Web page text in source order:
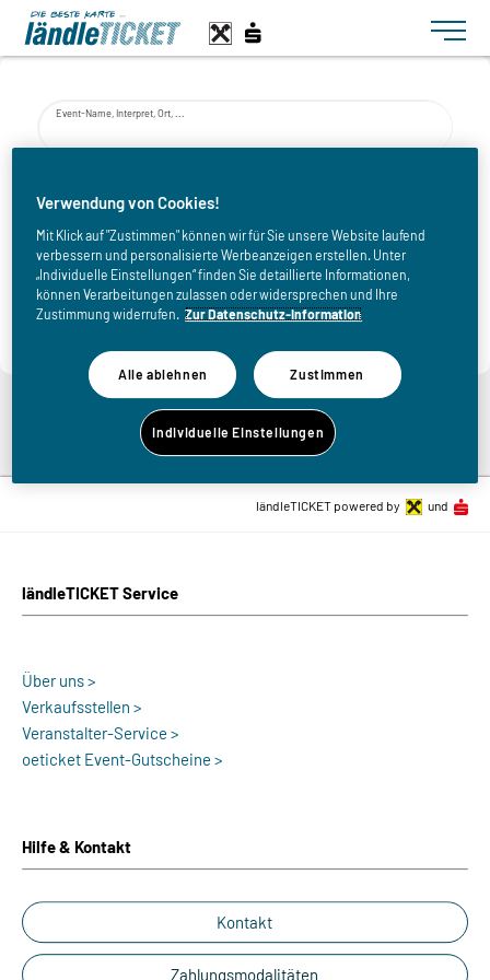
Toggle
Event-Name, Interpret, Ort, ...
bis
Zurück zur Eventliste
ländleTICKET Service
Über uns >
Verkaufsstellen >
Veranstalter-Service >
oeticket Event-Gutscheine >
Hilfe & Kontakt
Kontakt
Zahlungsmodalitäten
ländleTICKET powered by und
Verwendung von Cookies!
Mit Klick auf "Zustimmen" können wir für Sie unsere Website laufend
verbessern und personalisierte Werbeanzeigen erstellen. Unter
„Individuelle Einstellungen“ finden Sie detaillierte Informationen,
können Verarbeitungen zulassen oder widersprechen und Ihre
Zustimmung widerrufen. Zur Datenschutz-Information
Alle ablehnen Zustimmen
Individuelle Einstellungen